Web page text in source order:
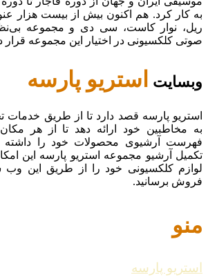
به کار کرد. هم اکنون بیش از بیست هزار
ریل، نوار کاست، سی دی و مجموعه
صوتی کلکسیونی در اختیار این مجموعه قرار
وبسایت استریو پارسه
استریو پارسه قصد دارد تا از طریق خدمات
به مخاطبین خود ارائه دهد تا از هر
فهرست آرشیوی محصولات خود را داشته
تکمیل آرشیو مجموعه استریو پارسه این
لوازم کلکسیونی خود را از طریق این وب
فروش برسانید.
منو
استریو پارسه